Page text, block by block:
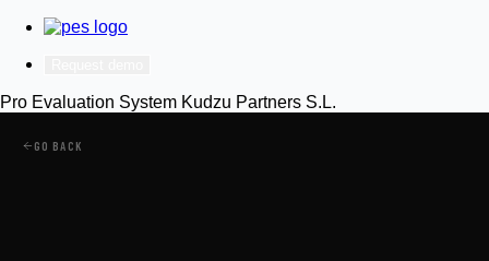
Pro Evaluation System Kudzu Partners S.L.
GO BACK